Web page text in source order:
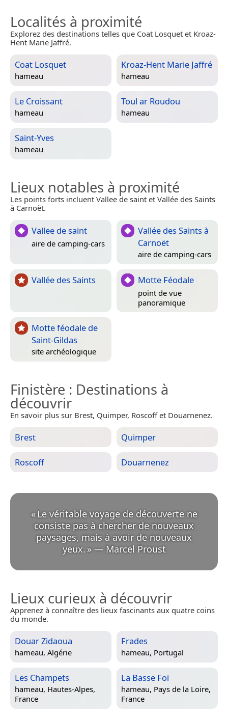
Localités à proximité
Explorez des destinations telles que Coat Losquet et Kroaz-
Hent Marie Jaffré.
Coat Losquet
hameau
Kroaz-Hent Marie Jaffré
hameau
Le Croissant
hameau
Toul ar Roudou
hameau
Saint-Yves
hameau
Lieux notables à proximité
Les points forts incluent Vallee de saint et Vallée des Saints
à Carnoët.
Vallee de saint
aire de camping-cars
Vallée des Saints à
Carnoët
aire de camping-cars
Vallée des Saints Motte Féodale
point de vue
panoramique
Motte féodale de
Saint-Gildas
site archéologique
Finistère : Destinations à
découvrir
En savoir plus sur Brest, Quimper, Roscoff et Douarnenez.
Brest Quimper
Roscoff Douarnenez
«Le véritable voyage de découverte ne
consiste pas à chercher de nouveaux
paysages, mais à avoir de nouveaux
yeux. » — Marcel Proust
Lieux curieux à découvrir
Apprenez à connaître des lieux fascinants aux quatre coins
du monde.
Douar Zidaoua
hameau, Algérie
Frades
hameau, Portugal
Les Champets
hameau, Hautes-Alpes,
France
La Basse Foi
hameau, Pays de la Loire,
France